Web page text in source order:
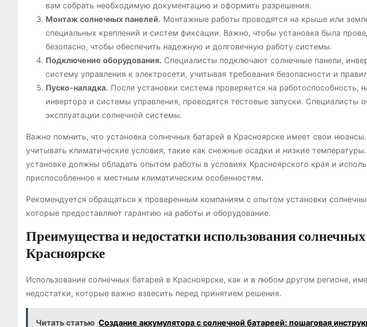
вам собрать необходимую документацию и оформить разрешения.
Монтаж солнечных панелей. Монтажные работы проводятся на крыше или
специальных креплений и систем фиксации. Важно, чтобы установка была
безопасно, чтобы обеспечить надежную и долговечную работу системы.
Подключение оборудования. Специалисты подключают солнечные панели,
систему управления к электросети, учитывая требования безопасности и
Пуско-наладка. После установки система проверяется на работоспособность,
инвертора и системы управления, проводятся тестовые запуски. Специалисты
эксплуатации солнечной системы.
Важно помнить, что установка солнечных батарей в Красноярске имеет свои
учитывать климатические условия, такие как снежные осадки и низкие
установке должны обладать опытом работы в условиях Красноярского края и
приспособленное к местным климатическим особенностям.
Рекомендуется обращаться к проверенным компаниям с опытом установки
которые предоставляют гарантию на работы и оборудование.
Преимущества и недостатки использования солнечных
Красноярске
Использование солнечных батарей в Красноярске, как и в любом другом регионе,
недостатки, которые важно взвесить перед принятием решения.
Читать статью Создание аккумулятора с солнечной батареей: пошаговая